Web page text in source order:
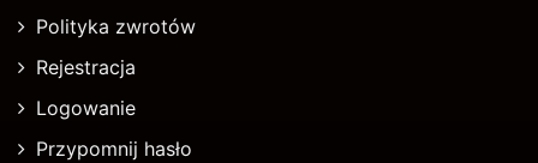
Polityka zwrotów
Rejestracja
Logowanie
Przypomnij hasło